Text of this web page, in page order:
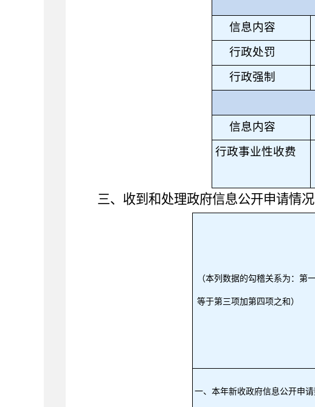
信息内容
行政处罚
行政强制
信息内容
行政事业性收费
三、收到和处理政府信息公开申请情况
（本列数据的勾稽关系为：第
等于第三项加第四项之和）
一、本年新收政府信息公开申